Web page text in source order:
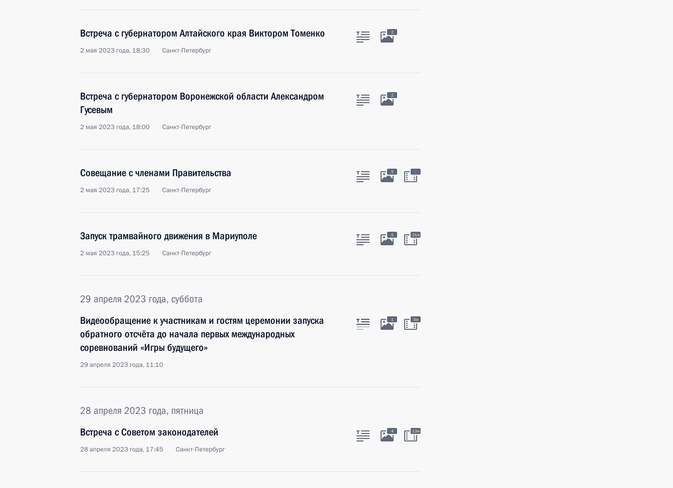
Встреча с губернатором Алтайского края Виктором Томенко
2 мая 2023 года, 18:30 Санкт-Петербург
2
Встреча с губернатором Воронежской области Александром
Гусевым
2 мая 2023 года, 18:00 Санкт-Петербург
2
Совещание с членами Правительства
2 мая 2023 года, 17:25 Санкт-Петербург
5 :
Запуск трамвайного движения в Мариуполе
2 мая 2023 года, 15:25 Санкт-Петербург
5 31м
29 апреля 2023 года, суббота
Видеообращение к участникам и гостям церемонии запуска
обратного отсчёта до начала первых международных
соревнований «Игры будущего»
29 апреля 2023 года, 11:10
1 3м
28 апреля 2023 года, пятница
Встреча с Советом законодателей
28 апреля 2023 года, 17:45 Санкт-Петербург
4 13м